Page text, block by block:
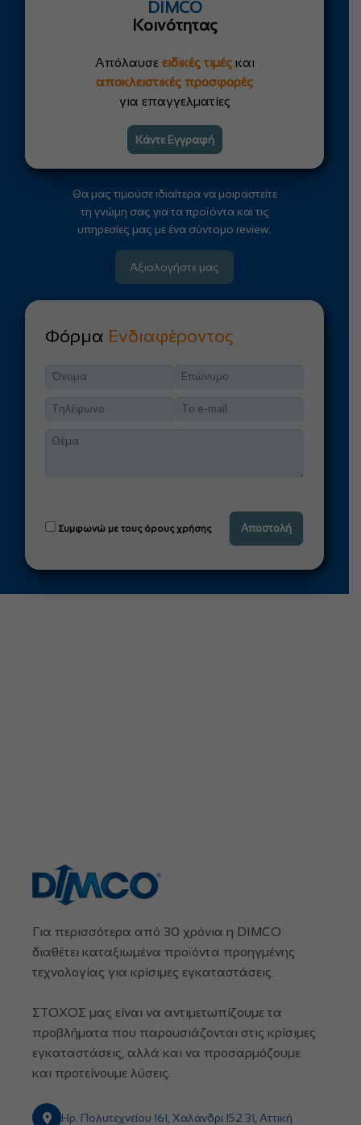
DIMCO
Κοινότητας
Απόλαυσε ειδικές τιμέςκαι
αποκλειστικές προσφορές
για επαγγελματίες
Κάντε Εγγραφή
Θα μας τιμούσε ιδιαίτερα να μοιραστείτε
τη γνώμη σας για τα προϊόντα και τις
υπηρεσίες μας με ένα σύντομο review.
Αξιολογήστε μας
Φόρμα Ενδιαφέροντος
Συμφωνώ με τους όρους χρήσης
Για περισσότερα από 30 χρόνια η DIMCO
διαθέτει καταξιωμένα προϊόντα προηγμένης
τεχνολογίας για κρίσιμες εγκαταστάσεις.
ΣΤΟΧΟΣ μας είναι να αντιμετωπίζουμε τα
προβλήματα που παρουσιάζονται στις κρίσιμες
εγκαταστάσεις, αλλά και να προσαρμόζουμε
και προτείνουμε λύσεις.
Ηρ. Πολυτεχνείου 161, Χαλάνδρι 152 31, Αττική